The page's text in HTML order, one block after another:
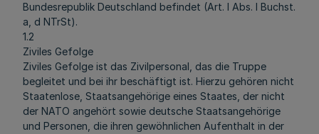
Bundesrepublik Deutschland befindet (Art. I Abs. l Buchst.
a, d NTrSt).
1.2
Ziviles Gefolge
Ziviles Gefolge ist das Zivilpersonal, das die Truppe
begleitet und bei ihr beschäftigt ist. Hierzu gehören nicht
Staatenlose, Staatsangehörige eines Staates, der nicht
der NATO angehört sowie deutsche Staatsangehörige
und Personen, die ihren gewöhnlichen Aufenthalt in der